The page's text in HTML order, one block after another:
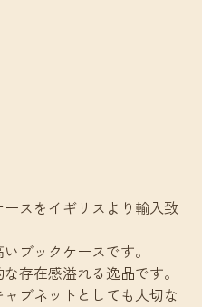
スをイギリスより輸入致
ブックケースです。
存在感溢れる逸品です。
ブネットとしても大切な